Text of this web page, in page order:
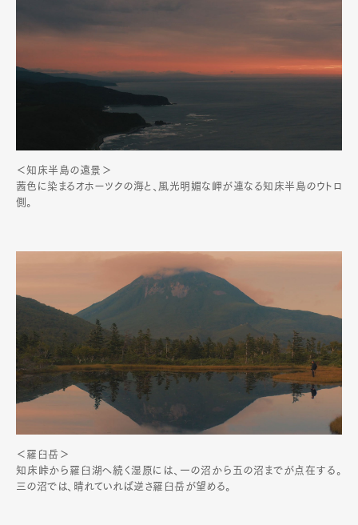
Product CultureLifestyle
Pen Membership
Magazine
Official Columnist
About
Contact
Pen international Pen tw
＜知床半島の遠景＞
茜色に染まるオホーツクの海と、風光明媚な岬が連なる知床半島のウトロ
側。
＜羅臼岳＞
知床峠から羅臼湖へ続く湿原には、一の沼から五の沼までが点在する。
三の沼では、晴れていれば逆さ羅臼岳が望める。